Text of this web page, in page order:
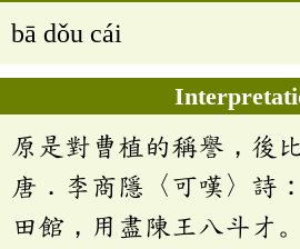
bā dǒu cái
原是對曹植的稱譽，後
唐．李商隱〈可嘆〉詩
田館，用盡陳王八斗才